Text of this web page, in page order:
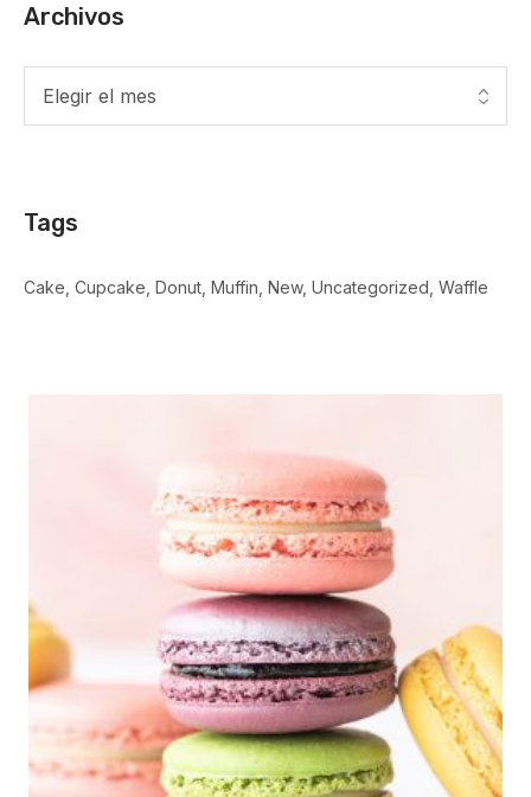
Archivos
Tags
Cake Cupcake Donut Muffin New Uncategorized Waffle